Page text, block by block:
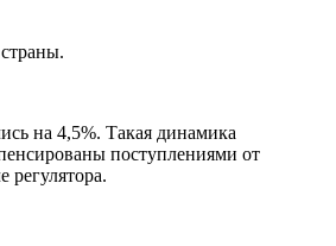
на 4,5%. Такая динамика
поступлениями от